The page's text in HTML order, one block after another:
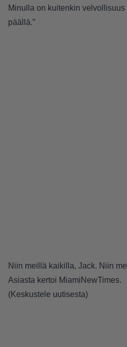
Minulla on kuitenkin
päällä.”
Niin meillä kaikilla, Jack. Niin
Asiasta kertoi MiamiNewTimes.
(Keskustele uutisesta)